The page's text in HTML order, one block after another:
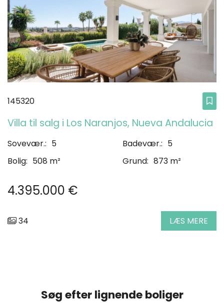
145320
Villa til salg i Los Naranjos, Nueva Andalucia
Sovevær.: 5 Badevær.: 5
Bolig: 508 m² Grund: 873 m²
4.395.000 €
34 LÆS MERE
Søg efter lignende boliger